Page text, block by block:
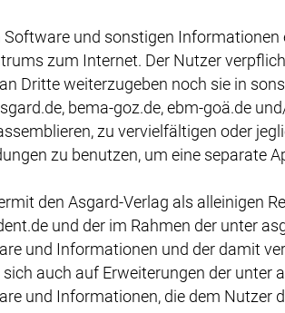
Software und sonstigen
zum Internet. Der Nutzer
Dritte weiterzugeben noch sie in
bema-goz.de, ebm-goä.de
zu vervielfältigen oder
zu benutzen, um eine separate
den Asgard-Verlag als alleinigen
und der im Rahmen der unter
und Informationen und der damit
auch auf Erweiterungen der
und Informationen, die dem